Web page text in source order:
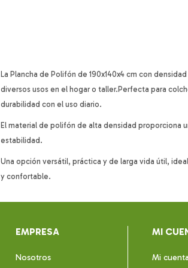
La Plancha de Polifón de 190x140x4 cm con
diversos usos en el hogar o taller.Perfecta para
durabilidad con el uso diario.
El material de polifón de alta densidad proporciona
estabilidad.
Una opción versátil, práctica y de larga vida útil,
y confortable.
EMPRESA
Nosotros
MI
Mi